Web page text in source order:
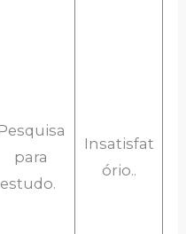
para
estudo.
Insatisfat
ório..